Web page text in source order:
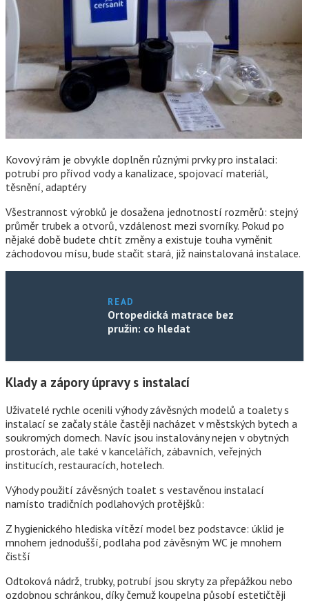
Kovový rám je obvykle doplněn různými prvky pro instalaci:
potrubí pro přívod vody a kanalizace, spojovací materiál,
těsnění, adaptéry
Všestrannost výrobků je dosažena jednotností rozměrů: stejný
průměr trubek a otvorů, vzdálenost mezi svorníky. Pokud po
nějaké době budete chtít změny a existuje touha vyměnit
záchodovou mísu, bude stačit stará, již nainstalovaná instalace.
READ
Ortopedická matrace bez
pružin: co hledat
Klady a zápory úpravy s instalací
Uživatelé rychle ocenili výhody závěsných modelů a toalety s
instalací se začaly stále častěji nacházet v městských bytech a
soukromých domech. Navíc jsou instalovány nejen v obytných
prostorách, ale také v kancelářích, zábavních, veřejných
institucích, restauracích, hotelech.
Výhody použití závěsných toalet s vestavěnou instalací
namísto tradičních podlahových protějšků:
Z hygienického hlediska vítězí model bez podstavce: úklid je
mnohem jednodušší, podlaha pod závěsným WC je mnohem
čistší
Odtoková nádrž, trubky, potrubí jsou skryty za přepážkou nebo
ozdobnou schránkou, díky čemuž koupelna působí estetičtěji